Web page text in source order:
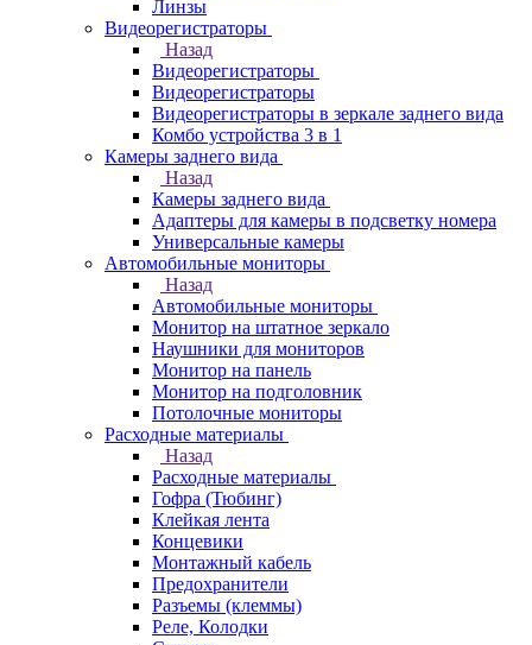
Линзы
Видеорегистраторы
Назад
Видеорегистраторы
Видеорегистраторы
Видеорегистраторы в зеркале заднего вида
Комбо устройства 3 в 1
Камеры заднего вида
Назад
Камеры заднего вида
Адаптеры для камеры в подсветку номера
Универсальные камеры
Автомобильные мониторы
Назад
Автомобильные мониторы
Монитор на штатное зеркало
Наушники для мониторов
Монитор на панель
Монитор на подголовник
Потолочные мониторы
Расходные материалы
Назад
Расходные материалы
Гофра (Тюбинг)
Клейкая лента
Концевики
Монтажный кабель
Предохранители
Разъемы (клеммы)
Реле, Колодки